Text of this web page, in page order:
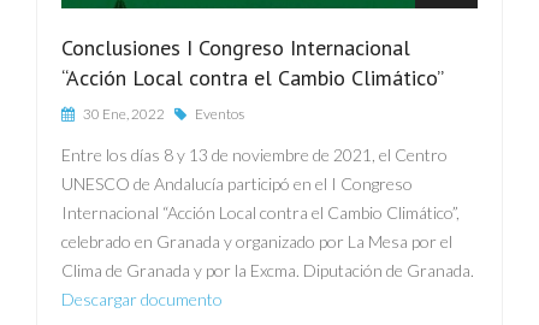
Conclusiones I Congreso Internacional
“Acción Local contra el Cambio Climático”
30 Ene, 2022 Eventos
Entre los días 8 y 13 de noviembre de 2021, el Centro
UNESCO de Andalucía participó en el I Congreso
Internacional “Acción Local contra el Cambio Climático”,
celebrado en Granada y organizado por La Mesa por el
Clima de Granada y por la Excma. Diputación de Granada.
Descargar documento